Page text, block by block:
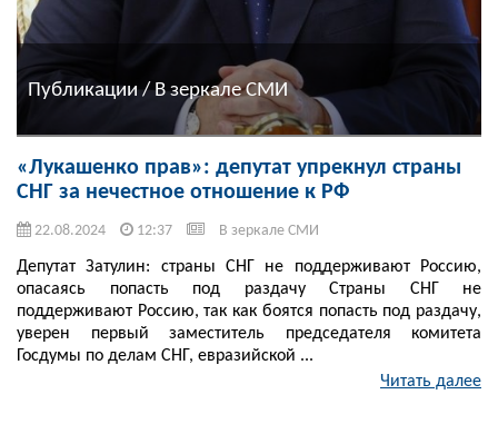
Публикации / В зеркале СМИ
«Лукашенко прав»: депутат упрекнул страны
СНГ за нечестное отношение к РФ
22.08.2024 12:37 В зеркале СМИ
Депутат Затулин: страны СНГ не поддерживают Россию,
опасаясь попасть под раздачу Страны СНГ не
поддерживают Россию, так как боятся попасть под раздачу,
уверен первый заместитель председателя комитета
Госдумы по делам СНГ, евразийской ...
Читать далее